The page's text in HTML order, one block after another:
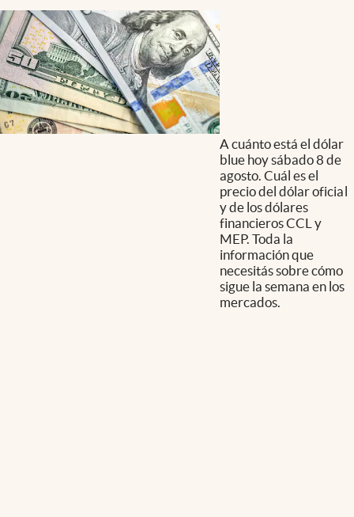
A cuánto está el dólar
blue hoy sábado 8 de
agosto. Cuál es el
precio del dólar oficial
y de los dólares
financieros CCL y
MEP. Toda la
información que
necesitás sobre cómo
sigue la semana en los
mercados.